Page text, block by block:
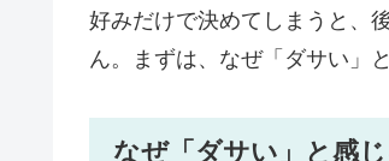
好みだけで決めてしまうと、
ん。まずは、なぜ「ダサい」
なぜ「ダサい」と感